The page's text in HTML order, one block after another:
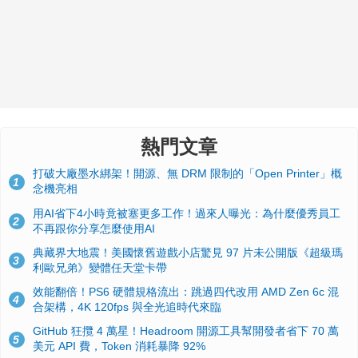
熱門文章
1
打破大廠墨水綁架！開源、無 DRM 限制的「Open Printer」概
念機亮相
2
用AI省下4小時竟被塞更多工作！過來人曝光：為什麼優秀員工
不再跟你分享怎麼使用AI
3
典藏界大地震！美國懷舊遊戲小店驚見 97 片未公開版《超級瑪
利歐兄弟》變體任天堂卡帶
4
效能翻倍！PS6 硬體規格流出：跳過四代改用 AMD Zen 6c 混
合架構，4K 120fps 與全光追時代來臨
5
GitHub 狂攬 4 萬星！Headroom 開源工具幫開發者省下 70 萬
美元 API 費，Token 消耗暴降 92%